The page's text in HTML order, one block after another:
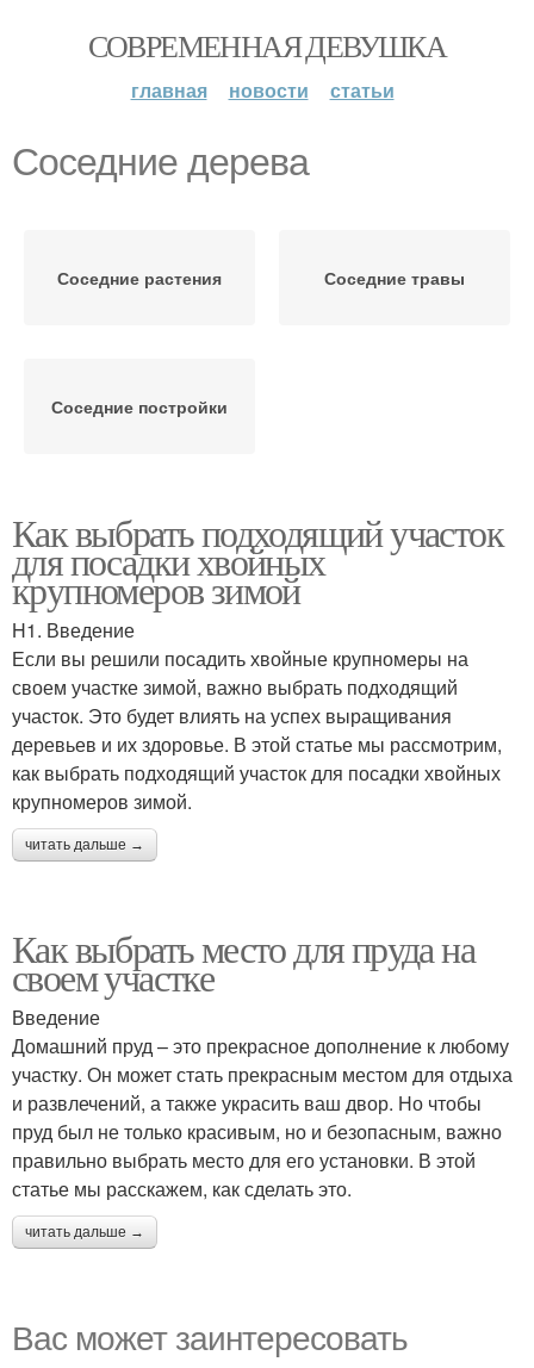
СОВРЕМЕННАЯ ДЕВУШКА
главная новости статьи
Соседние дерева
Соседние растения Соседние травы
Соседние постройки
Как выбрать подходящий участок
для посадки хвойных
крупномеров зимой
H1. Введение
Если вы решили посадить хвойные крупномеры на
своем участке зимой, важно выбрать подходящий
участок. Это будет влиять на успех выращивания
деревьев и их здоровье. В этой статье мы рассмотрим,
как выбрать подходящий участок для посадки хвойных
крупномеров зимой.
читать дальше →
Как выбрать место для пруда на
своем участке
Введение
Домашний пруд – это прекрасное дополнение к любому
участку. Он может стать прекрасным местом для отдыха
и развлечений, а также украсить ваш двор. Но чтобы
пруд был не только красивым, но и безопасным, важно
правильно выбрать место для его установки. В этой
статье мы расскажем, как сделать это.
читать дальше →
Вас может заинтересовать